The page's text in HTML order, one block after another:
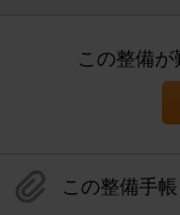
この整備が
この整備手